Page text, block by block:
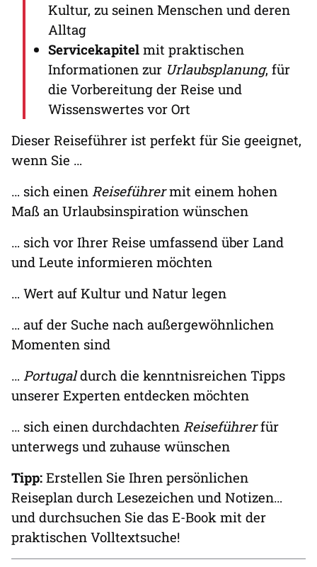
Kultur, zu seinen Menschen und deren
Alltag
Servicekapitel mit praktischen
Informationen zur Urlaubsplanung, für
die Vorbereitung der Reise und
Wissenswertes vor Ort
Dieser Reiseführer ist perfekt für Sie geeignet,
wenn Sie …
… sich einen Reiseführermit einem hohen
Maß an Urlaubsinspiration wünschen
… sich vor Ihrer Reise umfassend über Land
und Leute informieren möchten
… Wert auf Kultur und Natur legen
… auf der Suche nach außergewöhnlichen
Momenten sind
… Portugaldurch die kenntnisreichen Tipps
unserer Experten entdecken möchten
… sich einen durchdachten Reiseführerfür
unterwegs und zuhause wünschen
Tipp: Erstellen Sie Ihren persönlichen
Reiseplan durch Lesezeichen und Notizen…
und durchsuchen Sie das E-Book mit der
praktischen Volltextsuche!